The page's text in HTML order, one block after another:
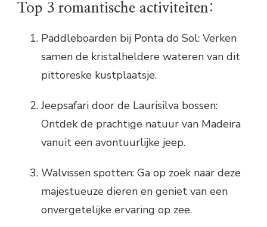
Top 3 romantische activiteiten:
Paddleboarden bij Ponta do Sol: Verken
samen de kristalheldere wateren van dit
pittoreske kustplaatsje.
Jeepsafari door de Laurisilva bossen:
Ontdek de prachtige natuur van Madeira
vanuit een avontuurlijke jeep.
Walvissen spotten: Ga op zoek naar deze
majestueuze dieren en geniet van een
onvergetelijke ervaring op zee.